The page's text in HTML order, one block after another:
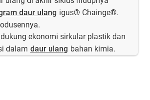
daur ulang igus® Chainge®.
ekonomi sirkular plastik dan
dalam daur ulang bahan kimia.